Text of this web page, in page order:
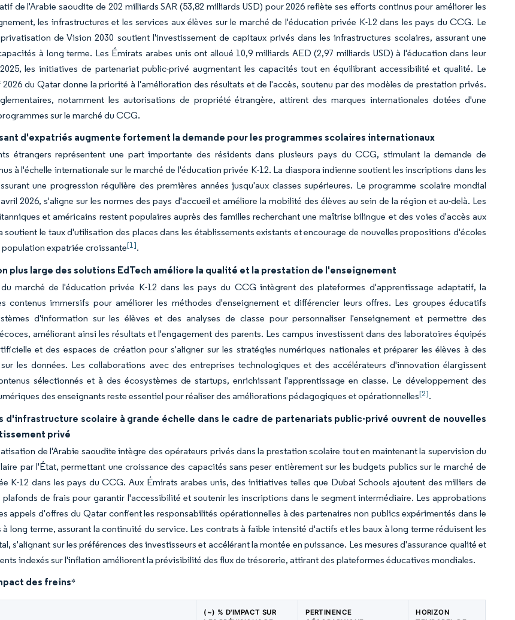
de l'Arabie saoudite de 202 milliards SAR (53,82 milliards USD) pour 2026 reflète ses efforts continus pour améliorer les
les infrastructures et les services aux élèves sur le marché de l'éducation privée K-12 dans les pays du CCG. Le
de Vision 2030 soutient l'investissement de capitaux privés dans les infrastructures scolaires, assurant une
à long terme. Les Émirats arabes unis ont alloué 10,9 milliards AED (2,97 milliards USD) à l'éducation dans leur
les initiatives de partenariat public-privé augmentant les capacités tout en équilibrant accessibilité et qualité. Le
du Qatar donne la priorité à l'amélioration des résultats et de l'accès, soutenu par des modèles de prestation privés.
notamment les autorisations de propriété étrangère, attirent des marques internationales dotées d'une
sur le marché du CCG.
d'expatriés augmente fortement la demande pour les programmes scolaires internationaux
étrangers représentent une part importante des résidents dans plusieurs pays du CCG, stimulant la demande de
à l'échelle internationale sur le marché de l'éducation privée K-12. La diaspora indienne soutient les inscriptions dans les
une progression régulière des premières années jusqu'aux classes supérieures. Le programme scolaire mondial
2026, s'aligne sur les normes des pays d'accueil et améliore la mobilité des élèves au sein de la région et au-delà. Les
et américains restent populaires auprès des familles recherchant une maîtrise bilingue et des voies d'accès aux
soutient le taux d'utilisation des places dans les établissements existants et encourage de nouvelles propositions d'écoles
population expatriée croissante[1].
plus large des solutions EdTech améliore la qualité et la prestation de l'enseignement
marché de l'éducation privée K-12 dans les pays du CCG intègrent des plateformes d'apprentissage adaptatif, la
contenus immersifs pour améliorer les méthodes d'enseignement et différencier leurs offres. Les groupes éducatifs
d'information sur les élèves et des analyses de classe pour personnaliser l'enseignement et permettre des
améliorant ainsi les résultats et l'engagement des parents. Les campus investissent dans des laboratoires équipés
et des espaces de création pour s'aligner sur les stratégies numériques nationales et préparer les élèves à des
les données. Les collaborations avec des entreprises technologiques et des accélérateurs d'innovation élargissent
sélectionnés et à des écosystèmes de startups, enrichissant l'apprentissage en classe. Le développement des
des enseignants reste essentiel pour réaliser des améliorations pédagogiques et opérationnelles[2].
d'infrastructure scolaire à grande échelle dans le cadre de partenariats public-privé ouvrent de nouvelles
privé
de l'Arabie saoudite intègre des opérateurs privés dans la prestation scolaire tout en maintenant la supervision du
par l'État, permettant une croissance des capacités sans peser entièrement sur les budgets publics sur le marché de
K-12 dans les pays du CCG. Aux Émirats arabes unis, des initiatives telles que Dubai Schools ajoutent des milliers de
plafonds de frais pour garantir l'accessibilité et soutenir les inscriptions dans le segment intermédiaire. Les approbations
appels d'offres du Qatar confient les responsabilités opérationnelles à des partenaires non publics expérimentés dans le
long terme, assurant la continuité du service. Les contrats à faible intensité d'actifs et les baux à long terme réduisent les
s'alignant sur les préférences des investisseurs et accélérant la montée en puissance. Les mesures d'assurance qualité et
indexés sur l'inflation améliorent la prévisibilité des flux de trésorerie, attirant des plateformes éducatives mondiales.
des freins*
(~) % D'IMPACT SUR
PERTINENCE
HORIZON